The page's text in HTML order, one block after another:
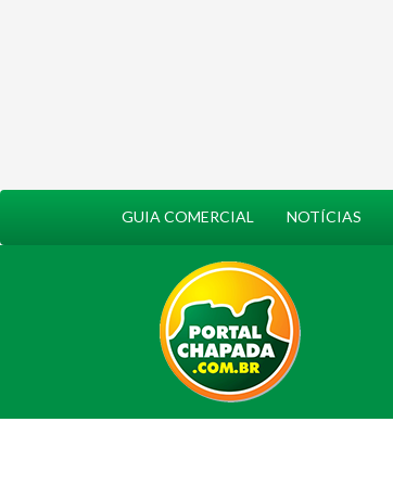
GUIA COMERCIAL NOTÍCIAS